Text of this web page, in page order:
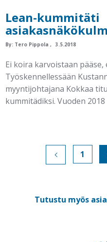
Lean-kummitäti
By: Tero Pippola 3.5.2018
Ei koira karvoistaan
Työskennellessään
myyntijohtajana Kokkaa
kummitädiksi. Vuoden
1
Tutustu myös